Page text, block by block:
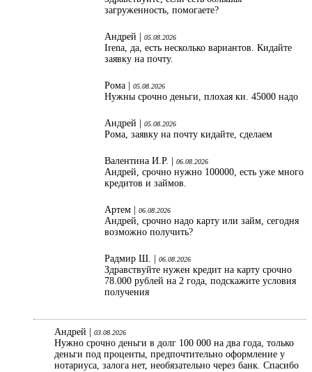
загруженность, помогаете?
Андрей | 05.08.2026
Irena, да, есть несколько вариантов. Кидайте
заявку на почту.
Рома | 05.08.2026
Нужны срочно деньги, плохая ки. 45000 надо
Андрей | 05.08.2026
Рома, заявку на почту кидайте, сделаем
Валентина И.Р. | 06.08.2026
Андрей, срочно нужно 100000, есть уже много
кредитов и займов.
Артем | 06.08.2026
Андрей, срочно надо карту или займ, сегодня
возможно получить?
Радмир Ш. | 06.08.2026
Здравствуйте нужен кредит на карту срочно
78.000 рублей на 2 года, подскажите условия
получения
Андрей | 03.08.2026
Нужно срочно деньги в долг 100 000 на два года, только
деньги под проценты, предпочтительно оформление у
нотариуса, залога нет, необязательно через банк. Спасибо